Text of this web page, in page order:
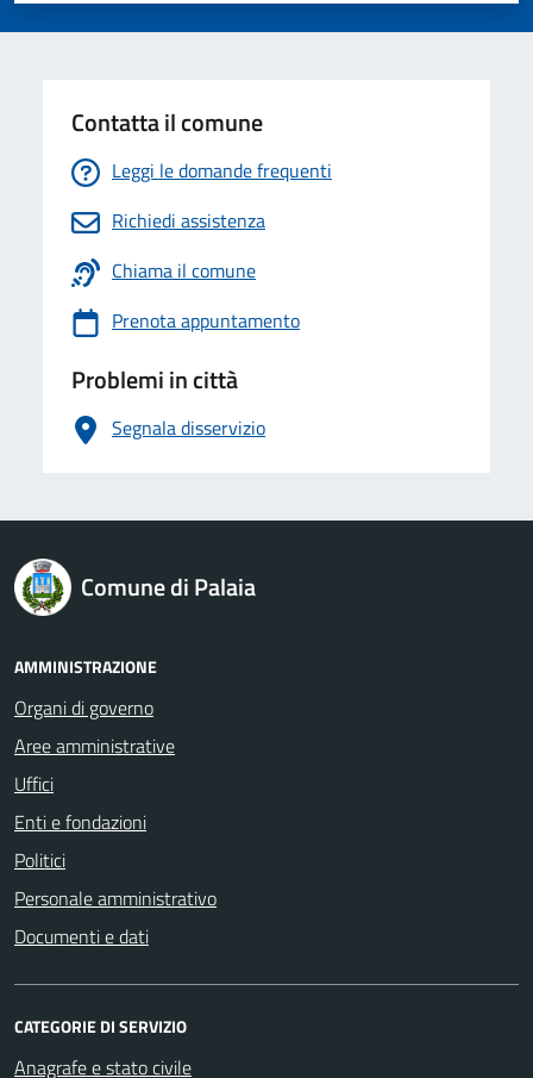
Contatta il comune
Leggi le domande frequenti
Richiedi assistenza
Chiama il comune
Prenota appuntamento
Problemi in città
Segnala disservizio
logo Unione Europea
Comune di Palaia
AMMINISTRAZIONE
Organi di governo
Aree amministrative
Uffici
Enti e fondazioni
Politici
Personale amministrativo
Documenti e dati
CATEGORIE DI SERVIZIO
Anagrafe e stato civile